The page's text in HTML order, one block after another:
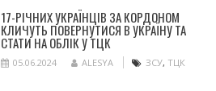
17-РІЧНИХ УКРАЇНЦІВ ЗА КОРДОНОМ
КЛИЧУТЬ ПОВЕРНУТИСЯ В УКРАЇНУ ТА
СТАТИ НА ОБЛІК У ТЦК
05.06.2024 ALESYA ЗСУ, ТЦК